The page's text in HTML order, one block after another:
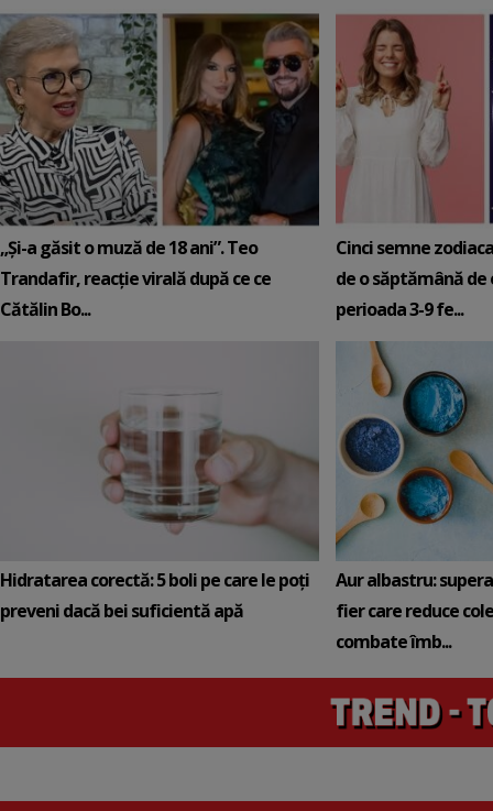
„Și-a găsit o muză de 18 ani”. Teo
Trandafir, reacție virală după ce ce
Cătălin Bo...
Cinci semne
de o săptămână de
perioada 3-9 fe...
Hidratarea corectă: 5 boli pe care le poți
preveni dacă bei suficientă apă
Aur albastru:
fier care reduce
combate îmb...